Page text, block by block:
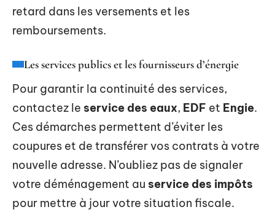
retard dans les versements et les
remboursements.
Les services publics et les fournisseurs d’énergie
Pour garantir la continuité des services,
contactez le service des eaux, EDF et Engie.
Ces démarches permettent d’éviter les
coupures et de transférer vos contrats à votre
nouvelle adresse. N’oubliez pas de signaler
votre déménagement au service des impôts
pour mettre à jour votre situation fiscale.